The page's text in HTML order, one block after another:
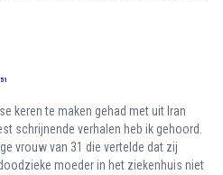
keren te maken gehad met uit Iran
schrijnende verhalen heb ik gehoord.
vrouw van 31 die vertelde dat zij
moeder in het ziekenhuis niet